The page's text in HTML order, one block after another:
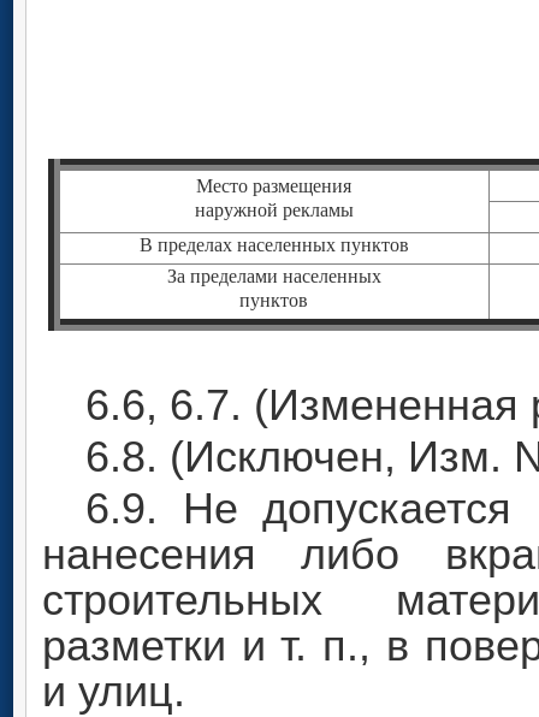
Место размещения
наружной рекламы
В пределах населенных пунктов
За пределами населенных
пунктов
6.6, 6.7. (Измененная
6.8. (Исключен, Изм.
6.9. Не
нанесения либо
строительных
разметки и т. п., в
и улиц.